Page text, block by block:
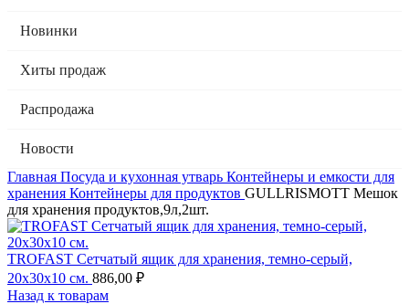
Новинки
Хиты продаж
Распродажа
Новости
Главная Посуда и кухонная утварь Контейнеры и емкости для
хранения Контейнеры для продуктов GULLRISMOTT Мешок
для хранения продуктов,9л,2шт.
TROFAST Сетчатый ящик для хранения, темно-серый,
20x30x10 см. 886,00 ₽
Назад к товарам